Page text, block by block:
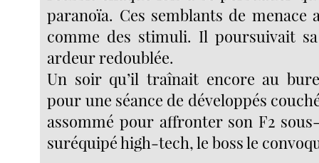
paranoïa. Ces semblants de menace
comme des stimuli. Il poursuivait
ardeur redoublée.
Un soir qu’il traînait encore au
pour une séance de développés
assommé pour affronter son F2
suréquipé high-tech, le boss le